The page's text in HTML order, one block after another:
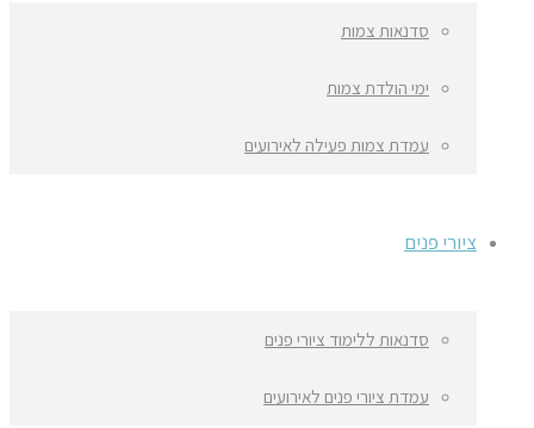
סדנאות צמות
ימי הולדת צמות
עמדת צמות פעילה לאירועים
ציורי פנים
סדנאות ללימוד ציורי פנים
עמדת ציורי פנים לאירועים